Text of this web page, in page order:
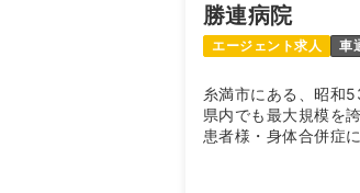
勝連病院
エージェント求人 車
糸満市にある、昭和
県内でも最大規模を
患者様・身体合併症